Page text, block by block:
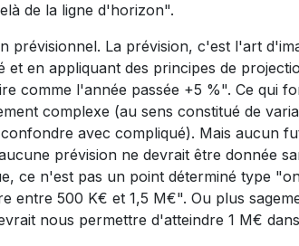
de la ligne d'horizon".
prévisionnel. La prévision, c'est l'art
en appliquant des principes de
comme l'année passée +5 %". Ce qui
complexe (au sens constitué de
avec compliqué). Mais aucun
prévision ne devrait être donnée
ce n'est pas un point déterminé type
entre 500 K€ et 1,5 M€". Ou plus
nous permettre d'atteindre 1 M€ dans